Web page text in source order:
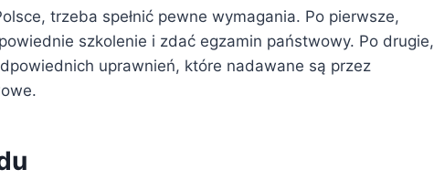
trzeba spełnić pewne wymagania. Po pierwsze,
szkolenie i zdać egzamin państwowy. Po drugie,
uprawnień, które nadawane są przez